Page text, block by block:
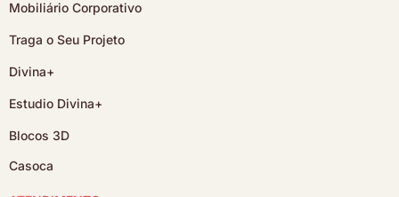
Mobiliário Corporativo
Traga o Seu Projeto
Divina+
Estudio Divina+
Blocos 3D
Casoca